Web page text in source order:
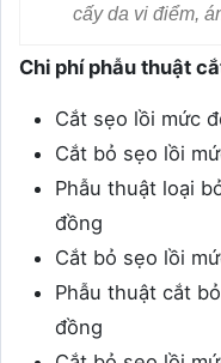
cấy da vi điểm,
Chi phí phẫu thuật
Cắt sẹo lồi mức
Cắt bỏ sẹo lồi
Phẫu thuật loại
đồng
Cắt bỏ sẹo lồi
Phẫu thuật cắt
đồng